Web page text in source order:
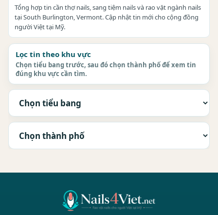
Tổng hợp tin cần thợ nails, sang tiệm nails và rao vặt ngành nails
tại South Burlington, Vermont. Cập nhật tin mới cho cộng đồng
người Việt tại Mỹ.
Lọc tin theo khu vực
Chọn tiểu bang trước, sau đó chọn thành phố để xem tin
đúng khu vực cần tìm.